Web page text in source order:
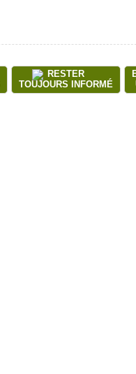
RESTER
TOUJOURS INFORMÉ